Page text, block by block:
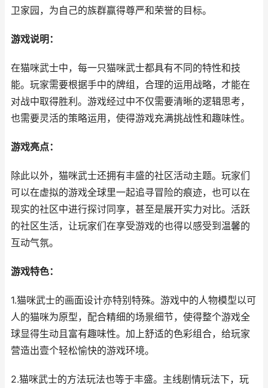
卫家园，为自己的族群赢得尊严和荣誉的目标。
游戏说明：
在猫咪武士中，每一只猫咪武士都具有不同的特性和技
能。玩家需要根据手中的牌组，合理的运用战略，才能在
对战中取得胜利。游戏经过中不仅需要清晰的逻辑思考，
也需要灵活的策略运用，使得游戏充满挑战性和趣味性。
游戏亮点：
除此以外，猫咪武士还拥有丰盛的社区活动主题。玩家们
可以在虚拟的游戏全球里一起追寻冒险的痕迹，也可以在
现实的社区中进行探讨同享，甚至是展开实力对比。活跃
的社区生活，让玩家们在享受游戏的也得以感受到温馨的
互动气氛。
游戏特色：
1.猫咪武士的画面设计亦特别特殊。游戏中的人物模型以可
人的猫咪为原型，配合精细的场景细节，使得整个游戏全
球显得生动且富有趣味性。加上舒适的色彩组合，给玩家
营造出壹个轻松愉快的游戏环境。
2.猫咪武士的方法玩法也等于丰盛。主线剧情玩法下，玩